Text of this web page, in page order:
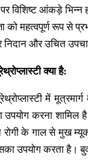
पर विशिष्ट आंकड़े
को महत्वपूर्ण रूप से
निदान और उचित
क्या है:
में
करना शामिल
के गाल से मुख
उपयोग करता है।